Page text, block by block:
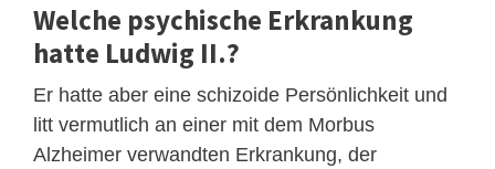
Welche psychische Erkrankung
hatte Ludwig II.?
Er hatte aber eine schizoide Persönlichkeit und
litt vermutlich an einer mit dem Morbus
Alzheimer verwandten Erkrankung, der